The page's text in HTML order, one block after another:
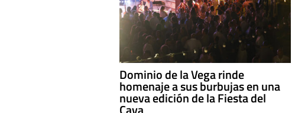
Dominio de la Vega rinde
homenaje a sus burbujas en una
nueva edición de la Fiesta del